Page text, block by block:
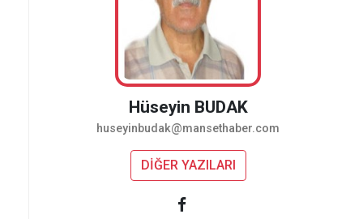
Hüseyin BUDAK
huseyinbudak@mansethaber.com
DİĞER YAZILARI